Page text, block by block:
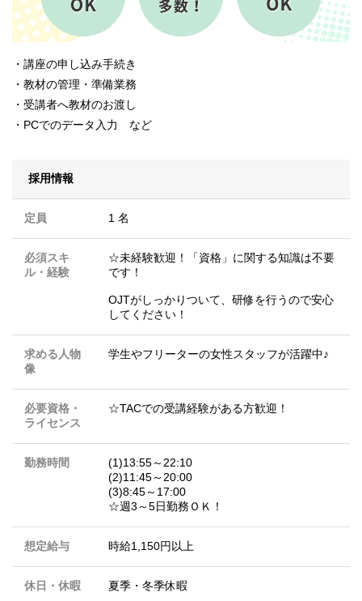
・講座の申し込み手続き
・教材の管理・準備業務
・受講者へ教材のお渡し
・PCでのデータ入力 など
採用情報
定員 1 名
必須スキ
ル・経験
☆未経験歓迎！「資格」に関する知識は不要
です！
OJTがしっかりついて、研修を行うので安心
してください！
求める人物
像
学生やフリーターの女性スタッフが活躍中♪
必要資格・
ライセンス
☆TACでの受講経験がある方歓迎！
勤務時間
(1)13:55～22:10
(2)11:45～20:00
(3)8:45～17:00
☆週3～5日勤務ＯＫ！
想定給与 時給1,150円以上
休日・休暇 夏季・冬季休暇